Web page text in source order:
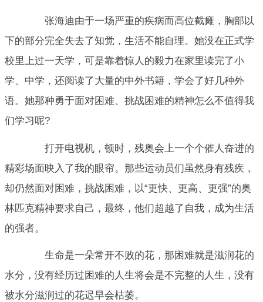
张海迪由于一场严重的疾病而高位截瘫，胸部以
下的部分完全失去了知觉，生活不能自理。她没在正式学
校里上过一天学，可是靠着惊人的毅力在家里读完了小
学、中学，还阅读了大量的中外书籍，学会了好几种外
语。她那种勇于面对困难、挑战困难的精神怎么不值得我
们学习呢?
打开电视机，顿时，残奥会上一个个催人奋进的
精彩场面映入了我的眼帘。那些运动员们虽然身有残疾，
却仍然面对困难，挑战困难，以“更快、更高、更强”的奥
林匹克精神要求自己，最终，他们超越了自我，成为生活
的强者。
生命是一朵常开不败的花，那困难就是滋润花的
水分，没有经历过困难的人生将会是不完整的人生，没有
被水分滋润过的花迟早会枯萎。